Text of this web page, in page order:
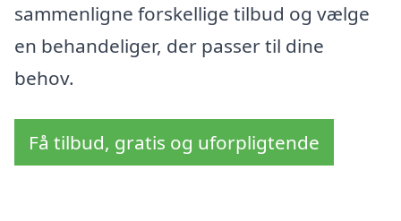
sammenligne forskellige tilbud og vælge
en behandeliger, der passer til dine
behov.
Få tilbud, gratis og uforpligtende